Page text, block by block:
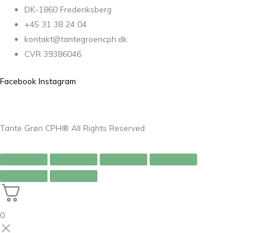
DK-1860 Frederiksberg
+45 31 38 24 04
kontakt@tantegroencph.dk
CVR 39386046
Facebook Instagram
Tante Grøn CPH® All Rights Reserved
0